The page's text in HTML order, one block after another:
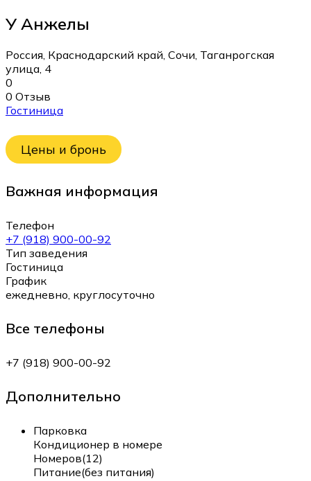
У Анжелы
Россия, Краснодарский край, Сочи, Таганрогская
улица, 4
0
0 Отзыв
Гостиница
Цены и бронь
Важная информация
Телефон
+7 (918) 900-00-92
Тип заведения
Гостиница
График
ежедневно, круглосуточно
Все телефоны
+7 (918) 900-00-92
Дополнительно
Парковка
Кондиционер в номере
Номеров(12)
Питание(без питания)